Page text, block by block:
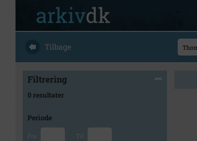
Tilbage
Filtrering
0 resultater
Periode
Fra Til